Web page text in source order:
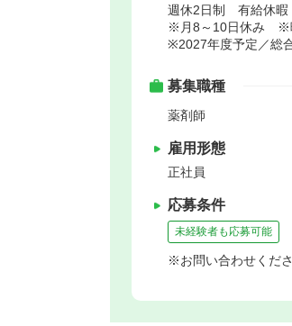
週休2日制 有給休
※月8～10日休み ※
※2027年度予定／総
募集職種
薬剤師
雇用形態
正社員
応募条件
未経験者も応募可能
※お問い合わせくだ